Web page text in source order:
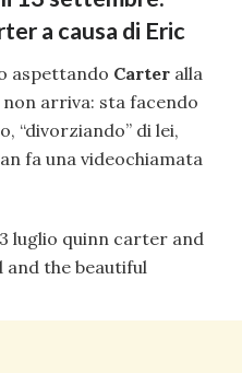
a causa di Eric
aspettando Carter alla
arriva: sta facendo
“divorziando” di lei,
fa una videochiamata